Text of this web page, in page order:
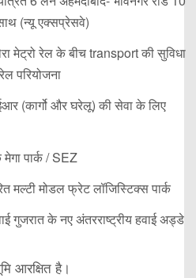
(न्यू एक्सप्रेसवे)
मेट्रो रेल के बीच transport की सुविधा
परियोजना
(कार्गो और घरेलू) की सेवा के लिए
पार्क / SEZ
मल्टी मोडल फ्रेट लॉजिस्टिक्स पार्क
गुजरात के नए अंतरराष्ट्रीय हवाई अड्डे
आरक्षित है।